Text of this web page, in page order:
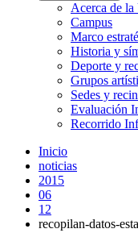
Acerca de la
Campus
Marco
Historia y
Deporte y
Grupos
Sedes y
Evaluación
Recorrido
Inicio
noticias
2015
06
12
recopilan-datos-